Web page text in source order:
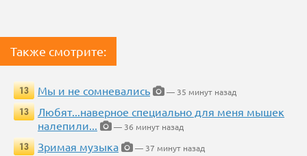
Также смотрите:
13 Мы и не сомневались
— 35 минут назад
13
Любят...наверное специально для меня мышек
налепили...
— 36 минут назад
13
Зримая музыка
— 37 минут назад